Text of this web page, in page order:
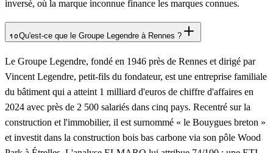
inversé, où la marque inconnue finance les marques connues.
10Qu'est-ce que le Groupe Legendre à Rennes ?
Le Groupe Legendre, fondé en 1946 près de Rennes et dirigé par
Vincent Legendre, petit-fils du fondateur, est une entreprise familiale
du bâtiment qui a atteint 1 milliard d'euros de chiffre d'affaires en
2024 avec près de 2 500 salariés dans cinq pays. Recentré sur la
construction et l'immobilier, il est surnommé « le Bouygues breton »
et investit dans la construction bois bas carbone via son pôle Wood